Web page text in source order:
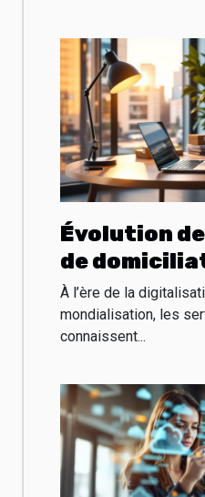
Évolution
de
tendances
prédictions
À l’ère de la
mondialisation, les
connaissent...